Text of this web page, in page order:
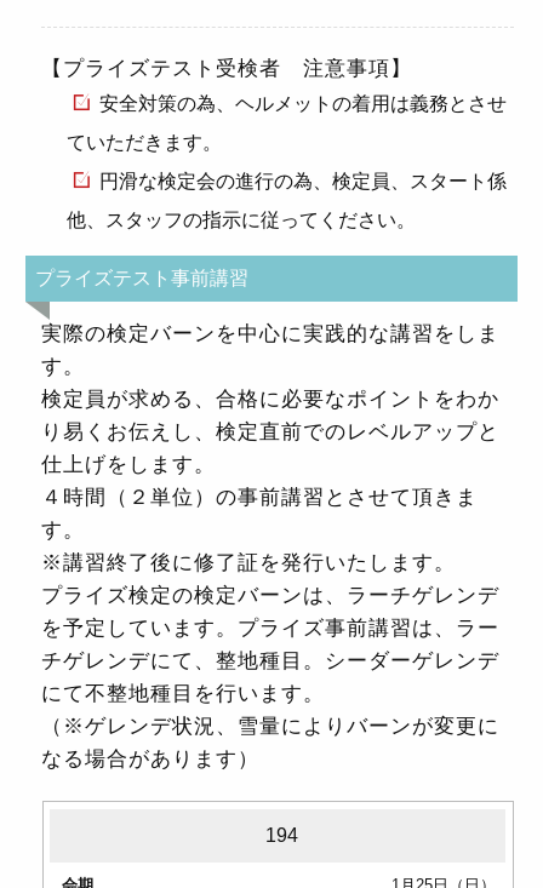
【プライズテスト受検者 注意事項】
安全対策の為、ヘルメットの着用は義務とさせ
ていただきます。
円滑な検定会の進行の為、検定員、スタート係
他、スタッフの指示に従ってください。
プライズテスト事前講習
実際の検定バーンを中心に実践的な講習をしま
す。
検定員が求める、合格に必要なポイントをわか
り易くお伝えし、検定直前でのレベルアップと
仕上げをします。
４時間（２単位）の事前講習とさせて頂きま
す。
※講習終了後に修了証を発行いたします。
プライズ検定の検定バーンは、ラーチゲレンデ
を予定しています。プライズ事前講習は、ラー
チゲレンデにて、整地種目。シーダーゲレンデ
にて不整地種目を行います。
（※ゲレンデ状況、雪量によりバーンが変更に
なる場合があります）
194